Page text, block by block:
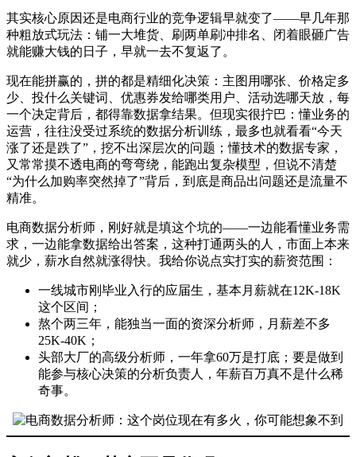
其实核心原因还是电商行业的竞争逻辑早就变了——早几年那
种粗放式玩法：铺一大堆货、刷两单刷冲排名、闭着眼砸广告
就能赚大钱的日子，早就一去不复返了。
现在能拼赢的，拼的都是精细化决策：主图用哪张、价格定多
少、投什么关键词、优惠券发给哪类用户、活动选哪天放，每
一个决定背后，都得靠数据拿结果。但现实很拧巴：懂业务的
运营，往往没受过系统的数据分析训练，最多也就看看“今天
涨了还是跌了”，挖不出深层次的问题；懂技术的数据专家，
又常常摸不透电商的弯弯绕，能跑出复杂模型，但说不清楚
“为什么加购率突然掉了”背后，到底是商品出问题还是流量不
精准。
电商数据分析师，刚好就是填这个坑的——一边能看懂业务需
求，一边能拿数据给出答案，这种打通两头的人，市面上本来
就少，薪水自然就涨得快。我给你说点实打实的薪资范围：
一线城市刚毕业入行的应届生，基本月薪就在12K-18K
这个区间；
熬个两三年，能独当一面的资深分析师，月薪差不多
25K-40K；
头部大厂的高级分析师，一年拿60万是打底；要是做到
能参与核心决策的分析负责人，年薪百万真不是什么稀
奇事。